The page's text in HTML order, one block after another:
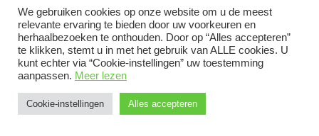
+31 183 30 52 22
OEM
819051Y090
819102E000
Tags
contactslothuis
We gebruiken cookies op onze website om u de meest
relevante ervaring te bieden door uw voorkeuren en
herhaalbezoeken te onthouden. Door op “Alles accepteren”
te klikken, stemt u in met het gebruik van ALLE cookies. U
kunt echter via “Cookie-instellingen” uw toestemming
aanpassen. Meer lezen
Cookie-instellingen Alles accepteren